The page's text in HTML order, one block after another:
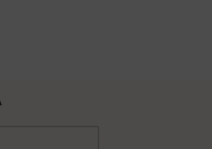
olosuhteisiin
typpi- ja valkuaisomavaraisuutta